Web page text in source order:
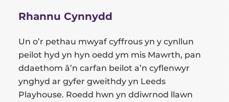
Rhannu Cynnydd
Un o’r pethau mwyaf cyffrous yn y cynllun
peilot hyd yn hyn oedd ym mis Mawrth, pan
ddaethom â’n carfan beilot a’n cyflenwyr
ynghyd ar gyfer gweithdy yn Leeds
Playhouse. Roedd hwn yn ddiwrnod llawn